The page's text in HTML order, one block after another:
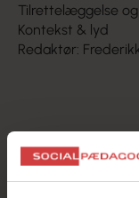
Tilrettelæggelse
Kontekst & lyd
Redaktør:
Lyt og følg